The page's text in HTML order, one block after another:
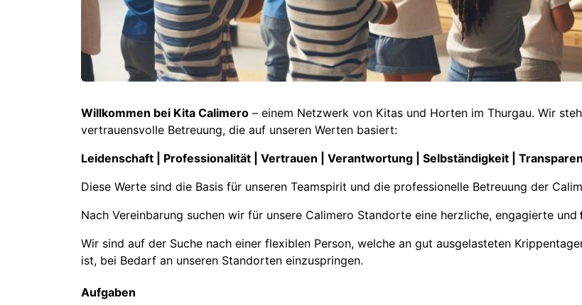
Willkommen bei Kita Calimero – einem Netzwerk von Kitas und Horten im Thurgau. Wir
vertrauensvolle Betreuung, die auf unseren Werten basiert:
Leidenschaft | Professionalität | Vertrauen | Verantwortung | Selbständigkeit |
Diese Werte sind die Basis für unseren Teamspirit und die professionelle Betreuung der
Nach Vereinbarung suchen wir für unsere Calimero Standorte eine herzliche, engagierte und
Wir sind auf der Suche nach einer flexiblen Person, welche an gut ausgelasteten
ist, bei Bedarf an unseren Standorten einzuspringen.
Aufgaben